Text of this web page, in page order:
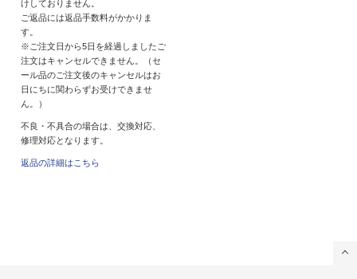
けしておりません。
ご返品には返品手数料がかかりま
す。
※ご注文日から5日を経過しましたご
注文はキャンセルできません。（セ
ール品のご注文後のキャンセルはお
日にちに関わらずお受けできませ
ん。）
不良・不具合の場合は、交換対応、
修理対応となります。
返品の詳細はこちら